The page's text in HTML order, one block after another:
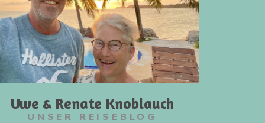
Uwe & Renate Knoblauch
UNSER REISEBLOG